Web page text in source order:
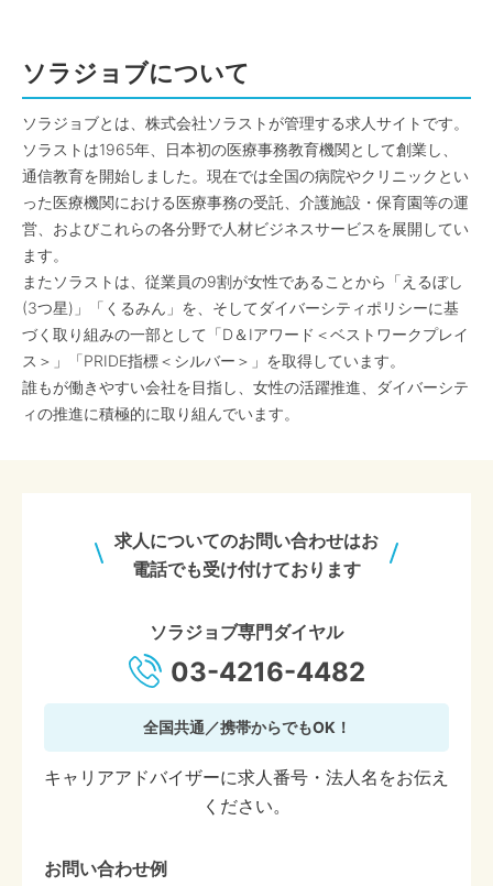
ソラジョブについて
ソラジョブとは、株式会社ソラストが管理する求人サイトです。
ソラストは1965年、日本初の医療事務教育機関として創業し、
通信教育を開始しました。現在では全国の病院やクリニックとい
った医療機関における医療事務の受託、介護施設・保育園等の運
営、およびこれらの各分野で人材ビジネスサービスを展開してい
ます。
またソラストは、従業員の9割が女性であることから「えるぼし
(3つ星)」「くるみん」を、そしてダイバーシティポリシーに基
づく取り組みの一部として「D＆Iアワード＜ベストワークプレイ
ス＞」「PRIDE指標＜シルバー＞」を取得しています。
誰もが働きやすい会社を目指し、女性の活躍推進、ダイバーシテ
ィの推進に積極的に取り組んでいます。
求人についてのお問い合わせはお
電話でも受け付けております
ソラジョブ専門ダイヤル
03-4216-4482
全国共通／携帯からでもOK！
キャリアアドバイザーに求人番号・法人名をお伝え
ください。
お問い合わせ例